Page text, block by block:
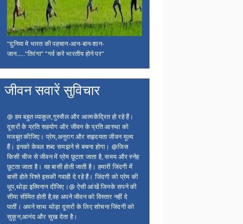
“दुनिया मे भारत की पहचान-आन-बान-शान-
जान.....“तिरंगा” “गर्व करे भारतीय होने पर”
जीवन सवारें सुविचार
@ हम बहुत व्याकुल,गुस्सैल और आत्मकेंद्रित हो रहे हैं।
दूसरों के प्रति सहयोग और जीवन के प्रति आस्था को
मजबूत कीजिए। प्रेम,अनुराग और सहृदयता जीवन मूल्य
हैं। इनको केवल शब्द समझने से बचना होगा। @जिस
किसी चीज से जीवन में प्रेम छूटता जाता है, समय और स्नेह
छूटता जाता है। वह बासी होती जाती है। हमारी जिंदगी में
बासी होते रिश्ते इसकी गवाही दे रहे हैं। जिंदगी को प्रेम की
धूप,थोड़ा इत्मिनान दीजिए।@ ऐसी आंखें जिनके सपने की
सीमा सीमित होती है,वह अपने जीवन को विस्तार नहीं दे
पातीं। अपने साथ थोड़ा दूसरों के लिए सोचना जिंदगी को
सुकून,आनंद और सुख देता है।